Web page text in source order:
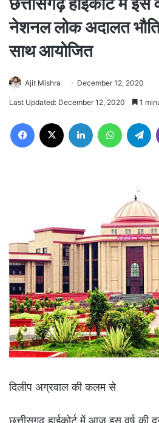
छत्तीसगढ़ हाईकोर्ट में इस
नेशनल लोक अदालत
साथ आयोजित
Ajit Mishra December 12, 2020
Last Updated: December 12, 2020 1
Facebook LinkedIn WhatsApp
दिलीप अग्रवाल की कलम से
छत्तीसगढ़ हाईकोर्ट में आज इस वर्ष